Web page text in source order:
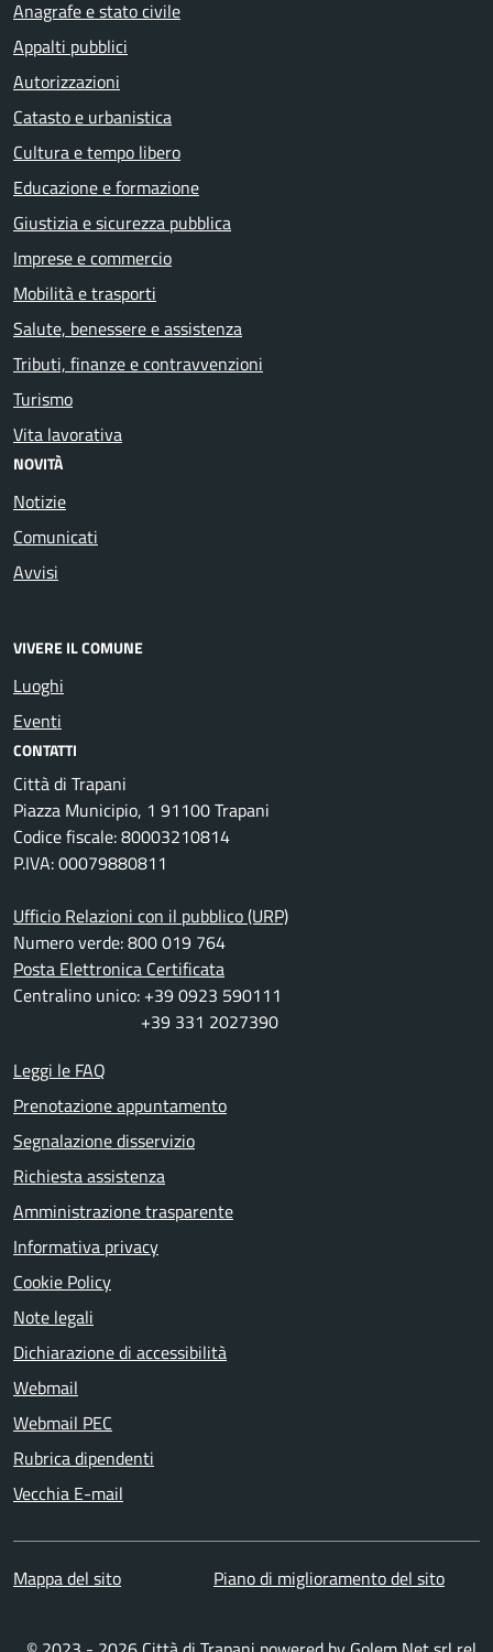
Anagrafe e stato civile
Appalti pubblici
Autorizzazioni
Catasto e urbanistica
Cultura e tempo libero
Educazione e formazione
Giustizia e sicurezza pubblica
Imprese e commercio
Mobilità e trasporti
Salute, benessere e assistenza
Tributi, finanze e contravvenzioni
Turismo
Vita lavorativa
NOVITÀ
Notizie
Comunicati
Avvisi
VIVERE IL COMUNE
Luoghi
Eventi
CONTATTI
Città di Trapani
Piazza Municipio, 1 91100 Trapani
Codice fiscale: 80003210814
P.IVA: 00079880811
Ufficio Relazioni con il pubblico (URP)
Numero verde: 800 019 764
Posta Elettronica Certificata
Centralino unico: +39 0923 590111
+39 331 2027390
Leggi le FAQ
Prenotazione appuntamento
Segnalazione disservizio
Richiesta assistenza
Amministrazione trasparente
Informativa privacy
Cookie Policy
Note legali
Dichiarazione di accessibilità
Webmail
Webmail PEC
Rubrica dipendenti
Vecchia E-mail
Mappa del sito Piano di miglioramento del sito